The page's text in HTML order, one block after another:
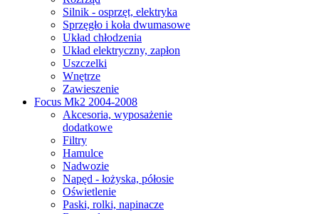
Silnik - osprzęt, elektryka
Sprzęgło i koła dwumasowe
Układ chłodzenia
Układ elektryczny, zapłon
Uszczelki
Wnętrze
Zawieszenie
Focus Mk2 2004-2008
Akcesoria, wyposażenie
dodatkowe
Filtry
Hamulce
Nadwozie
Napęd - łożyska, półosie
Oświetlenie
Paski, rolki, napinacze